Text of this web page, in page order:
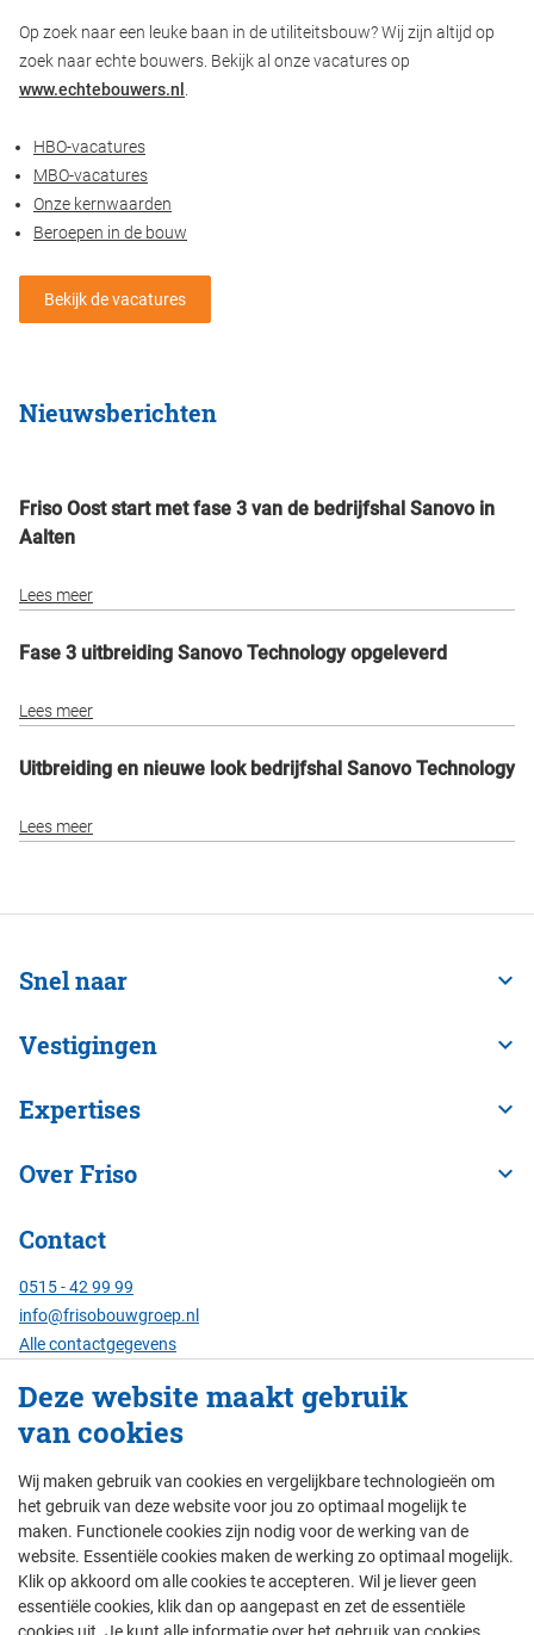
Op zoek naar een leuke baan in de utiliteitsbouw? Wij zijn altijd op
zoek naar echte bouwers. Bekijk al onze vacatures op
www.echtebouwers.nl
HBO-vacatures
MBO-vacatures
Onze kernwaarden
Beroepen in de bouw
Bekijk de vacatures
Nieuwsberichten
Friso Oost start met fase 3 van de bedrijfshal Sanovo in
Aalten
Lees meer
Fase 3 uitbreiding Sanovo Technology opgeleverd
Lees meer
Uitbreiding en nieuwe look bedrijfshal Sanovo Technology
Lees meer
Snel naar
Vestigingen
Expertises
Over Friso
Contact
0515 - 42 99 99
info@frisobouwgroep.nl
Alle contactgegevens
Servicenummer
24/7 bereikbaar:
© Friso Bouwgroep 2026
colofon privacy thema's
disclaimer
Deze website maakt gebruik
van cookies
Wij maken gebruik van cookies en vergelijkbare technologieën om
het gebruik van deze website voor jou zo optimaal mogelijk te
maken. Functionele cookies zijn nodig voor de werking van de
website. Essentiële cookies maken de werking zo optimaal mogelijk.
Klik op akkoord om alle cookies te accepteren. Wil je liever geen
essentiële cookies, klik dan op aangepast en zet de essentiële